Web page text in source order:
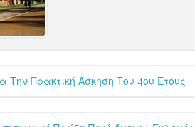
Την Πρακτική Άσκηση Του 4ου Έτους